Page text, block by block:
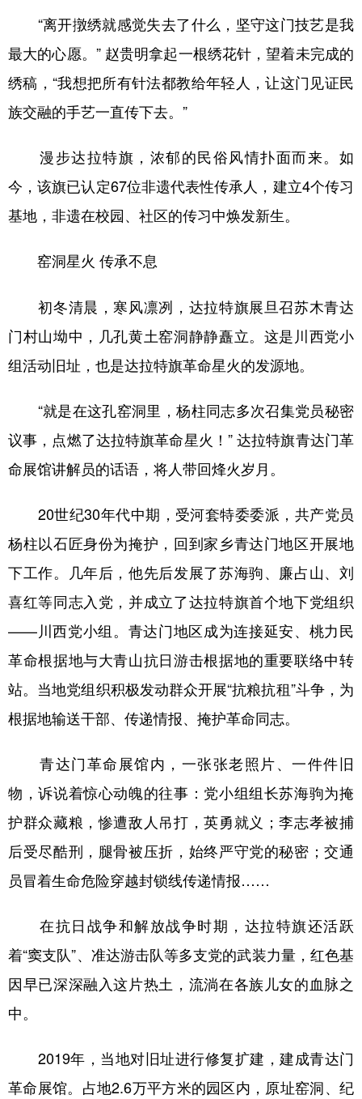
“离开撴绣就感觉失去了什么，坚守这门技艺是我
最大的心愿。” 赵贵明拿起一根绣花针，望着未完成的
绣稿，“我想把所有针法都教给年轻人，让这门见证民
族交融的手艺一直传下去。”
漫步达拉特旗，浓郁的民俗风情扑面而来。如
今，该旗已认定67位非遗代表性传承人，建立4个传习
基地，非遗在校园、社区的传习中焕发新生。
窑洞星火 传承不息
初冬清晨，寒风凛冽，达拉特旗展旦召苏木青达
门村山坳中，几孔黄土窑洞静静矗立。这是川西党小
组活动旧址，也是达拉特旗革命星火的发源地。
“就是在这孔窑洞里，杨柱同志多次召集党员秘密
议事，点燃了达拉特旗革命星火！” 达拉特旗青达门革
命展馆讲解员的话语，将人带回烽火岁月。
20世纪30年代中期，受河套特委委派，共产党员
杨柱以石匠身份为掩护，回到家乡青达门地区开展地
下工作。几年后，他先后发展了苏海驹、廉占山、刘
喜红等同志入党，并成立了达拉特旗首个地下党组织
——川西党小组。青达门地区成为连接延安、桃力民
革命根据地与大青山抗日游击根据地的重要联络中转
站。当地党组织积极发动群众开展“抗粮抗租”斗争，为
根据地输送干部、传递情报、掩护革命同志。
青达门革命展馆内，一张张老照片、一件件旧
物，诉说着惊心动魄的往事：党小组组长苏海驹为掩
护群众藏粮，惨遭敌人吊打，英勇就义；李志孝被捕
后受尽酷刑，腿骨被压折，始终严守党的秘密；交通
员冒着生命危险穿越封锁线传递情报……
在抗日战争和解放战争时期，达拉特旗还活跃
着“窦支队”、准达游击队等多支党的武装力量，红色基
因早已深深融入这片热土，流淌在各族儿女的血脉之
中。
2019年，当地对旧址进行修复扩建，建成青达门
革命展馆。占地2.6万平方米的园区内，原址窑洞、纪